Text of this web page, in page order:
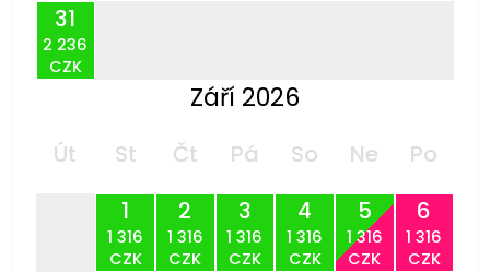
31
2 236
CZK
Září 2026
Út St Čt Pá So Ne
Po
1
1 316
CZK
2
1 316
CZK
3
1 316
CZK
4
1 316
CZK
5
1 316
CZK
6
1 316
CZK